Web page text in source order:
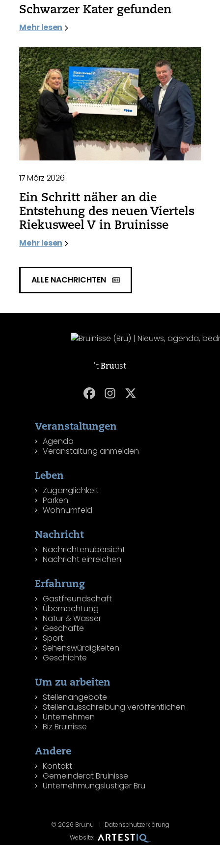
Schwarzer Kater gefunden
Mehr lesen
17 März 2026
Ein Schritt näher an die
Entstehung des neuen Viertels
Riekusweel V in Bruinisse
Mehr lesen
ALLE NACHRICHTEN
't Bruust
Veranstaltungen
Agenda
Veranstaltung anmelden
Leben
Zugänglichkeit
Parken
Wohnumfeld
Nachricht
Nachrichtenübersicht
Nachricht einreichen
Erfahrung
Gastfreundschaft
Übernachtung
Natur & Wasser
Geschäfte
Sport
Sehenswürdigkeiten
Geschichte
Um zu arbeiten
Stellenangebote
Stellenausschreibung veröffentlichen
Unternehmen
Biz Bruinisse
Andere
Kontakt
Gemeinderat Bruinisse
Unternehmungslustiger Bru
© 2026 Bru.nu
Datenschutzerklärung
Website: